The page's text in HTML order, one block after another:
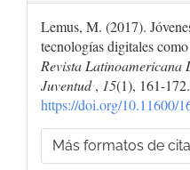
Lemus, M. (2017).
tecnologías digitales
Revista Latinoamericana
Juventud, 15(1), 161-172.
https://doi.org/10.11600/
Más formatos de cita